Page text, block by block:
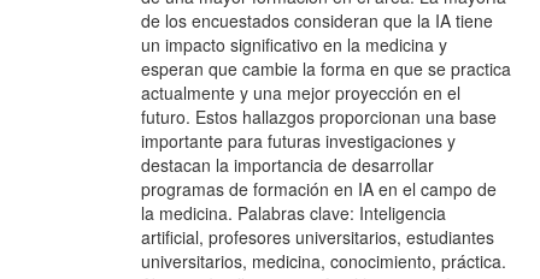
de los encuestados consideran que la IA tiene
un impacto significativo en la medicina y
esperan que cambie la forma en que se practica
actualmente y una mejor proyección en el
futuro. Estos hallazgos proporcionan una base
importante para futuras investigaciones y
destacan la importancia de desarrollar
programas de formación en IA en el campo de
la medicina. Palabras clave: Inteligencia
artificial, profesores universitarios, estudiantes
universitarios, medicina, conocimiento, práctica.